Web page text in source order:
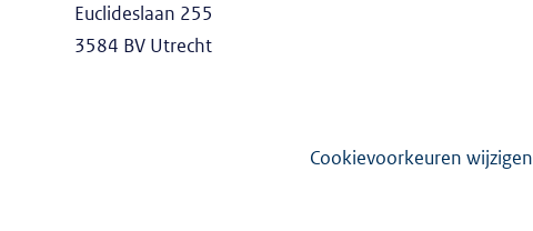
Euclideslaan 255
3584 BV Utrecht
Cookievoorkeuren wijzigen